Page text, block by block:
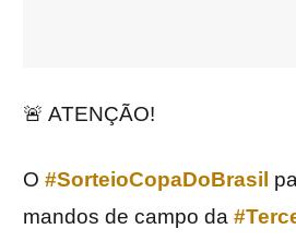
🚨 ATENÇÃO!
O #SorteioCopaDoBrasil
mandos de campo da